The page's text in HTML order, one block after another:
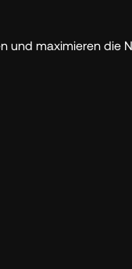
und maximieren